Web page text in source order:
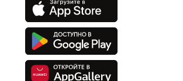
Скачайте приложение Mobiuz